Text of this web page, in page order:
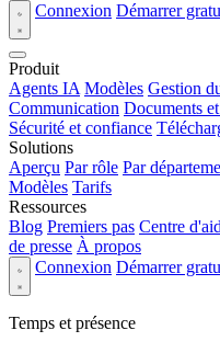
Connexion Démarrer
Produit
Agents IA Modèles Gestion
Communication Documents
Sécurité et confiance
Solutions
Aperçu Par rôle Par
Modèles Tarifs
Ressources
Blog Premiers pas Centre
de presse À propos
Connexion Démarrer
Temps et présence